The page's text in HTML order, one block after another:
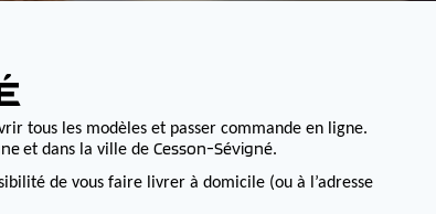
tous les modèles et passer commande en ligne.
et dans la ville de Cesson-Sévigné.
de vous faire livrer à domicile (ou à l’adresse